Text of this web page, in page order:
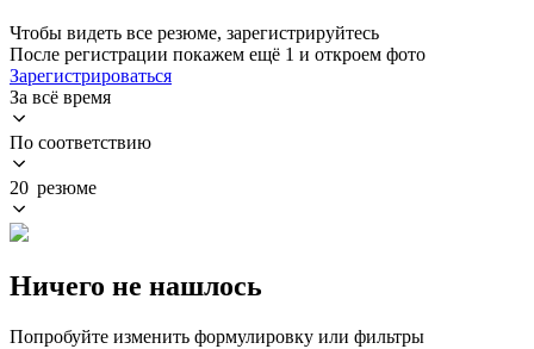
Чтобы видеть все резюме, зарегистрируйтесь
После регистрации покажем ещё 1 и откроем фото
Зарегистрироваться
За всё время
По соответствию
20 резюме
Ничего не нашлось
Попробуйте изменить формулировку или фильтры